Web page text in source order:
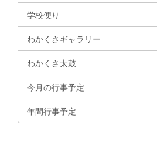
学校便り
わかくさギャラリー
わかくさ太鼓
今月の行事予定
年間行事予定